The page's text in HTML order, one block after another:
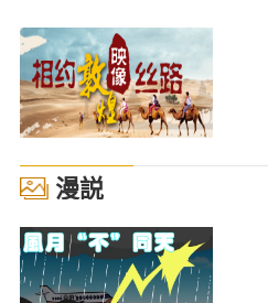
漫説